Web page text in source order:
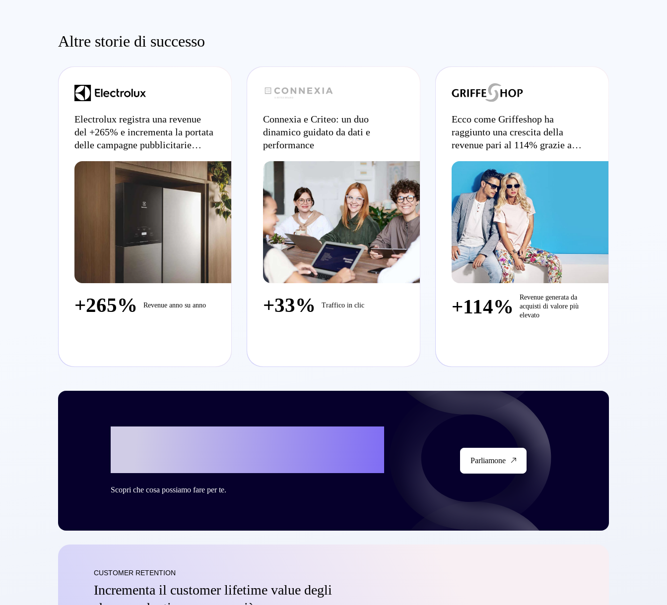
Altre storie di successo
Electrolux registra una revenue
del +265% e incrementa la portata
delle campagne pubblicitarie
+265% Revenue anno su anno
Connexia e Criteo: un duo
dinamico guidato da dati e
performance
+33% Traffico in clic
Ecco come Griffeshop ha
raggiunto una crescita della
revenue pari al 114% grazie a
funnel resa possibile da Criteo
+114%
Revenue generata da
acquisti di valore più
elevato
Scopri che cosa possiamo fare per te.
Parliamone
CUSTOMER RETENTION
Incrementa il customer lifetime value degli